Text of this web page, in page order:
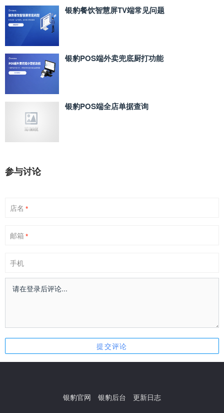
银豹餐饮智慧屏TV端常见问题
银豹POS端外卖兜底厨打功能
银豹POS端全店单据查询
参与讨论
店名 *
邮箱 *
手机
银豹官网 银豹后台 更新日志